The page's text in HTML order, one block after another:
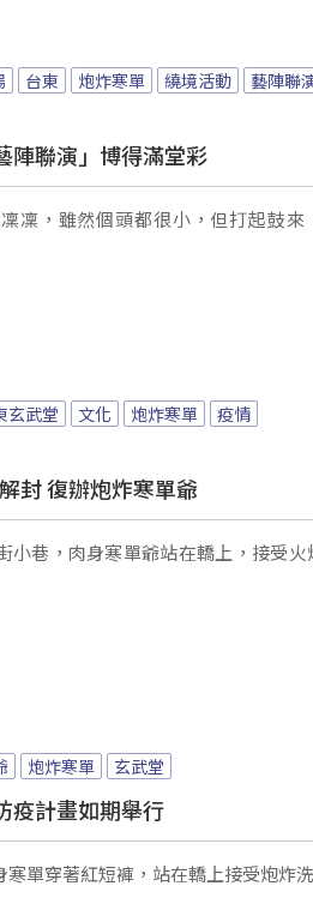
台東 炮炸寒單 繞境活動
藝陣聯
陣聯演」博得滿堂彩
凜，雖然個頭都很小，但打起鼓來
玄武堂 文化 炮炸寒單
疫情
封 復辦炮炸寒單爺
小巷，肉身寒單爺站在轎上，接受火
炮炸寒單 玄武堂
疫計畫如期舉行
單穿著紅短褲，站在轎上接受炮炸